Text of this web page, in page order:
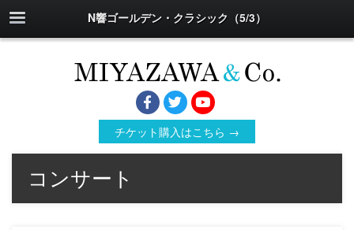
N響ゴールデン・クラシック（5/3）
チケット購入はこちら →
コンサート